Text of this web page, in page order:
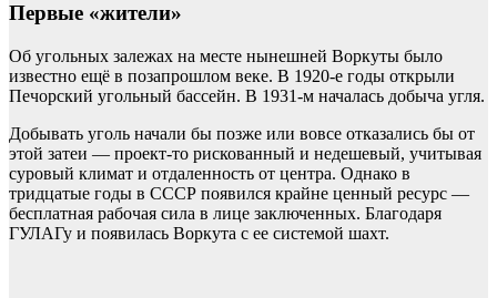
Первые «жители»
Об угольных залежах на месте нынешней Воркуты было
известно ещё в позапрошлом веке. В 1920-е годы открыли
Печорский угольный бассейн. В 1931-м началась добыча угля.
Добывать уголь начали бы позже или вовсе отказались бы от
этой затеи — проект-то рискованный и недешевый, учитывая
суровый климат и отдаленность от центра. Однако в
тридцатые годы в СССР появился крайне ценный ресурс —
бесплатная рабочая сила в лице заключенных. Благодаря
ГУЛАГу и появилась Воркута с ее системой шахт.